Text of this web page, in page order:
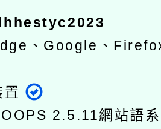
、Google、
置
2.5.11網站語